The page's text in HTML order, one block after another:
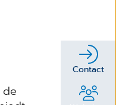
Contact